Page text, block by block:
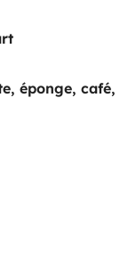
éponge, café,